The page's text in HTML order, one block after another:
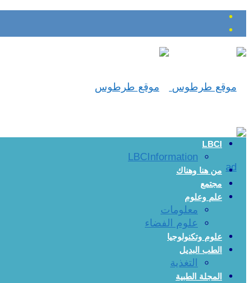
LBCI
LBCInformation
من هنا وهناك
مجتمع
علم وعلوم
معلومات
علوم الفضاء
علوم وتكنولوجيا
الطب البديل
التغذية
المجلة الطبية